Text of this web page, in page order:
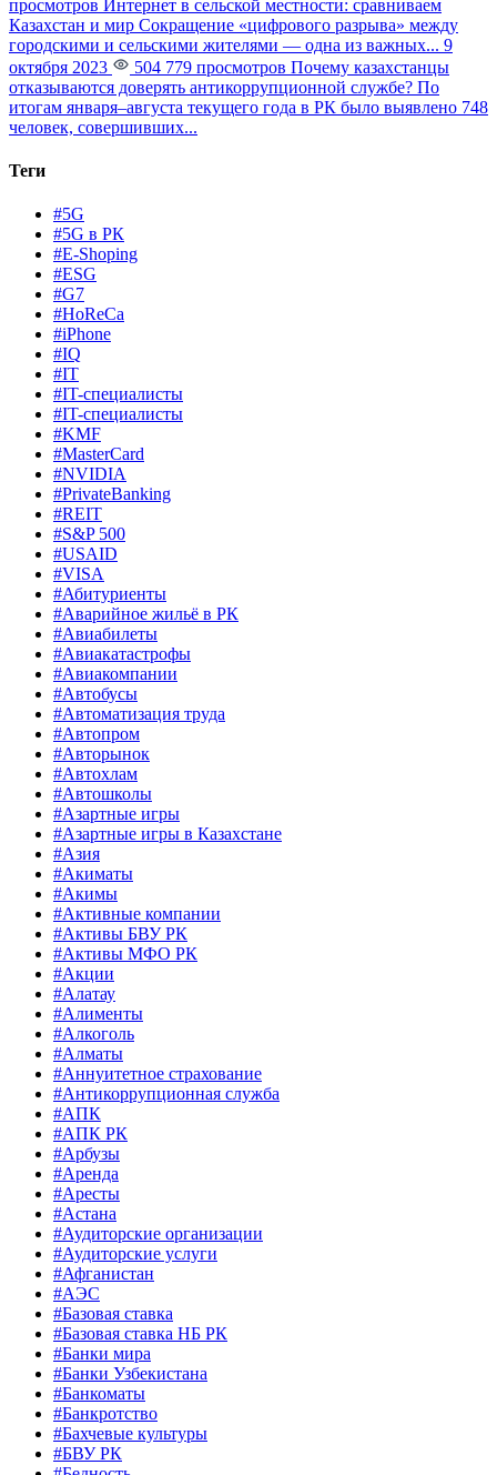
просмотров Интернет в сельской местности: сравниваем
Казахстан и мир Сокращение «цифрового разрыва» между
городскими и сельскими жителями — одна из важных... 9
октября 2023
504 779 просмотров Почему казахстанцы
отказываются доверять антикоррупционной службе? По
итогам января–августа текущего года в РК было выявлено 748
человек, совершивших...
Теги
#5G
#5G в РК
#E-Shoping
#ESG
#G7
#HoReCa
#iPhone
#IQ
#IT
#IT-специалисты
#IT-специалисты
#KMF
#MasterCard
#NVIDIA
#PrivateBanking
#REIT
#S&P 500
#USAID
#VISA
#Абитуриенты
#Аварийное жильё в РК
#Авиабилеты
#Авиакатастрофы
#Авиакомпании
#Автобусы
#Автоматизация труда
#Автопром
#Авторынок
#Автохлам
#Автошколы
#Азартные игры
#Азартные игры в Казахстане
#Азия
#Акиматы
#Акимы
#Активные компании
#Активы БВУ РК
#Активы МФО РК
#Акции
#Алатау
#Алименты
#Алкоголь
#Алматы
#Аннуитетное страхование
#Антикоррупционная служба
#АПК
#АПК РК
#Арбузы
#Аренда
#Аресты
#Астана
#Аудиторские организации
#Аудиторские услуги
#Афганистан
#АЭС
#Базовая ставка
#Базовая ставка НБ РК
#Банки мира
#Банки Узбекистана
#Банкоматы
#Банкротство
#Бахчевые культуры
#БВУ РК